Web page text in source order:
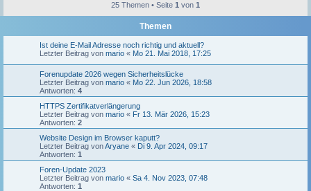
25 Themen • Seite 1 von 1
Themen
Ist deine E-Mail Adresse noch richtig und aktuell?
Letzter Beitrag von mario « Mo 21. Mai 2018, 17:25
Forenupdate 2026 wegen Sicherheitslücke
Letzter Beitrag von mario « Mo 22. Jun 2026, 18:58
Antworten: 4
HTTPS Zertifikatverlängerung
Letzter Beitrag von mario « Fr 13. Mär 2026, 15:23
Antworten: 2
Website Design im Browser kaputt?
Letzter Beitrag vonAryane « Di 9. Apr 2024, 09:17
Antworten: 1
Foren-Update 2023
Letzter Beitrag von mario « Sa 4. Nov 2023, 07:48
Antworten: 1